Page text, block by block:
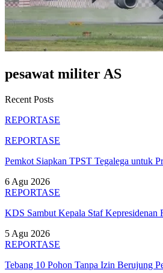
pesawat militer AS
Recent Posts
REPORTASE
REPORTASE
Pemkot Siapkan TPST Tegalega untuk
6 Agu 2026
REPORTASE
KDS Sambut Kepala Staf
5 Agu 2026
REPORTASE
Tebang 10 Pohon Tanpa Izin Berujung